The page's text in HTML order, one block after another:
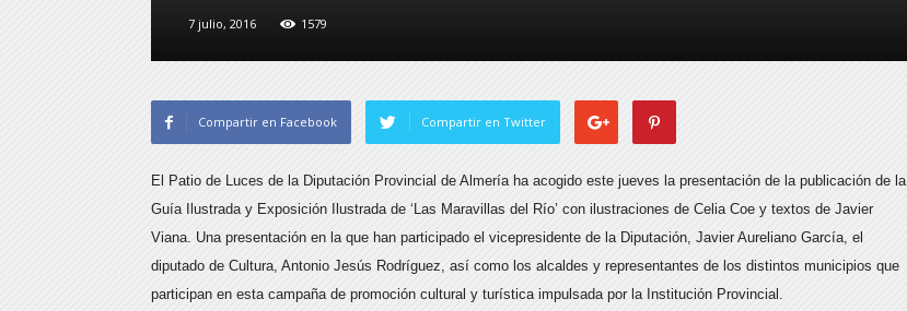
7 julio, 2016 1579
Compartir en Facebook Compartir en Twitter
El Patio de Luces de la Diputación Provincial de Almería ha acogido este jueves la presentación de la publicación de la
Guía Ilustrada y Exposición Ilustrada de ‘Las Maravillas del Río’ con ilustraciones de Celia Coe y textos de Javier
Viana. Una presentación en la que han participado el vicepresidente de la Diputación, Javier Aureliano García, el
diputado de Cultura, Antonio Jesús Rodríguez, así como los alcaldes y representantes de los distintos municipios que
participan en esta campaña de promoción cultural y turística impulsada por la Institución Provincial.